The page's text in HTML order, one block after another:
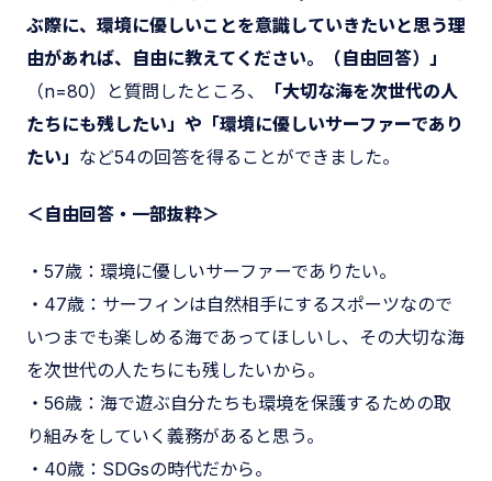
ぶ際に、環境に優しいことを意識していきたいと思う理
由があれば、自由に教えてください。（自由回答）」
（n=80）と質問したところ、
「大切な海を次世代の人
たちにも残したい」や「環境に優しいサーファーであり
たい」 など54の回答を得ることができました。
＜自由回答・一部抜粋＞
・57歳：環境に優しいサーファーでありたい。
・47歳：サーフィンは自然相手にするスポーツなので
いつまでも楽しめる海であってほしいし、その大切な海
を次世代の人たちにも残したいから。
・56歳：海で遊ぶ自分たちも環境を保護するための取
り組みをしていく義務があると思う。
・40歳：SDGsの時代だから。